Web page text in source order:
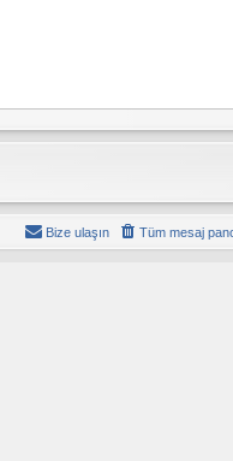
Tüm mesaj
Bize ulaşın